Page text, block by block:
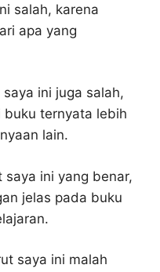
salah, karena
apa yang
ini juga salah,
buku ternyata lebih
lain.
saya ini yang benar,
jelas pada buku
saya ini malah